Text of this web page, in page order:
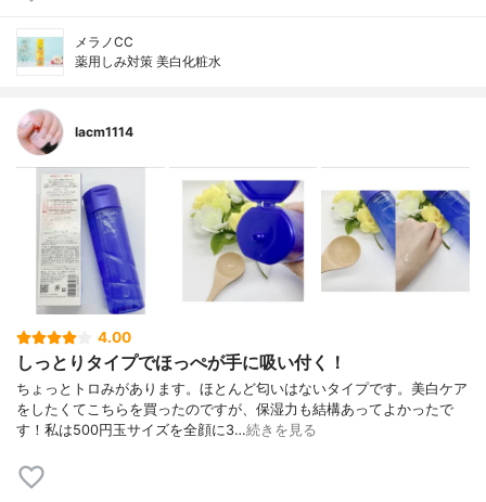
メラノCC
薬用しみ対策 美白化粧水
lacm1114
4.00
しっとりタイプでほっぺが手に吸い付く！
ちょっとトロみがあります。ほとんど匂いはないタイプです。美白ケア
をしたくてこちらを買ったのですが、保湿力も結構あってよかったで
す！私は500円玉サイズを全顔に3…続きを見る